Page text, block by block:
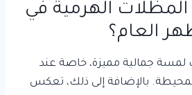
الهرمية في
العام؟
جمالية مميزة، خاصة عند
بالإضافة إلى ذلك، تعكس